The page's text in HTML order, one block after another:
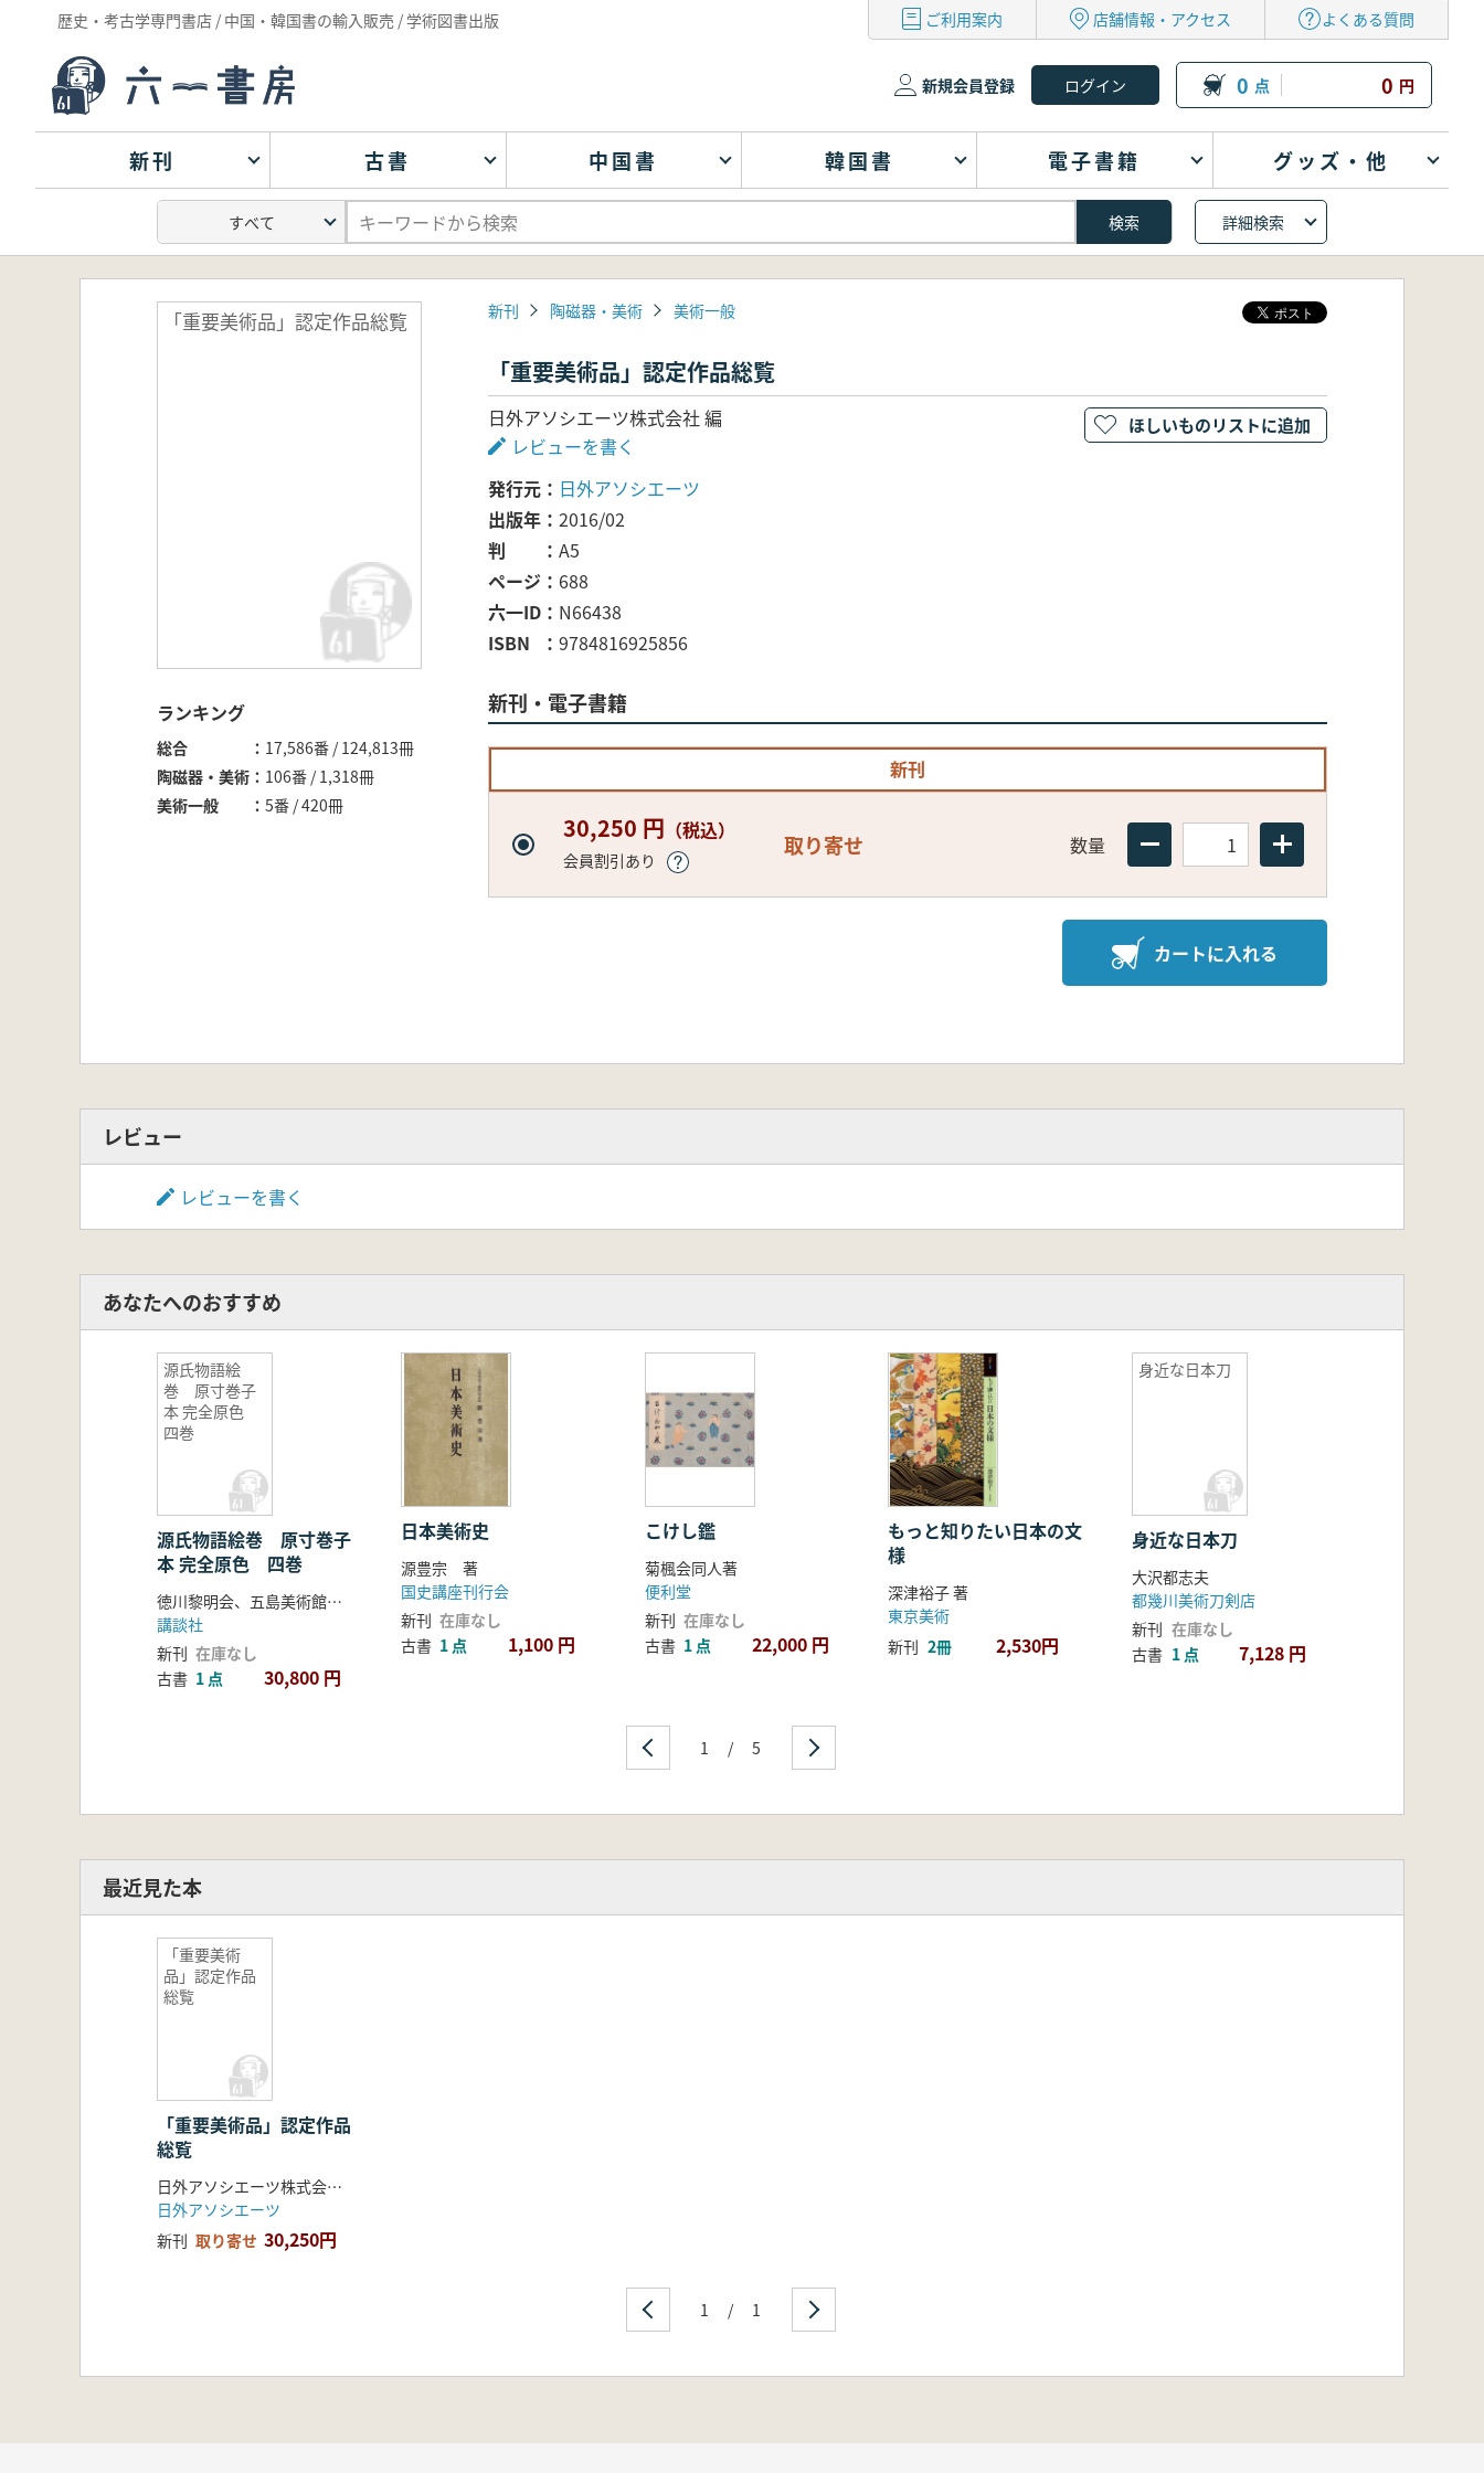
歴史・考古学専門書店 / 中国・韓国書の輸入販売 / 学術図書出版 ご利用案内 店舗情報・アクセス よくある質問
新規会員登録 0 点 0 円
新刊 古書 中国書 韓国書 電子書籍 グッズ・他
詳細検索
「重要美術品」認定作品総覧
ランキング
総合
17,586番 / 124,813冊
陶磁器・美術
106番 / 1,318冊
美術一般
5番 / 420冊
新刊 陶磁器・美術 美術一般
「重要美術品」認定作品総覧
日外アソシエーツ株式会社 編
レビューを書く
発行元
日外アソシエーツ
出版年
2016/02
判
A5
ページ
688
六一ID
N66438
ISBN
9784816925856
新刊・電子書籍
新刊
30,250 円 （税込）
会員割引あり
取り寄せ 数量
カートに入れる
ほしいものリストに追加
レビュー
レビューを書く
あなたへのおすすめ
源氏物語絵
巻 原寸巻子
本 完全原色
四巻
源氏物語絵巻 原寸巻子
本 完全原色 四巻
徳川黎明会、五島美術館 編
講談社
新刊 在庫なし
古書 1 点 30,800 円
日本美術史
源豊宗 著
国史講座刊行会
新刊 在庫なし
古書 1 点 1,100 円
こけし鑑
菊楓会同人著
便利堂
新刊 在庫なし
古書 1 点 22,000 円
もっと知りたい日本の文
様
深津裕子 著
東京美術
新刊 2冊 2,530円
身近な日本刀
身近な日本刀
大沢都志夫
都幾川美術刀剣店
新刊 在庫なし
古書 1 点 7,128 円
1 / 5
最近見た本
「重要美術
品」認定作品
総覧
「重要美術品」認定作品
総覧
日外アソシエーツ株式会社 編
日外アソシエーツ
新刊 取り寄せ 30,250円
1 / 1